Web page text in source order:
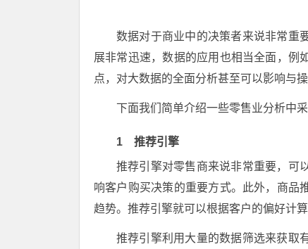
数据对于商业中的决策者来说非常重
展非常迅速，数据的应用也相当全面，例
点，对大数据的全面分析甚至可以影响与操
下面我们简单介绍一些零售业分析中采
1 推荐引擎
推荐引擎对零售商来说非常重要，可
响客户购买决策的重要方式。此外，商品
趋势。推荐引擎就可以根据客户的偏好计
推荐引擎利用大量的数据筛选来获取